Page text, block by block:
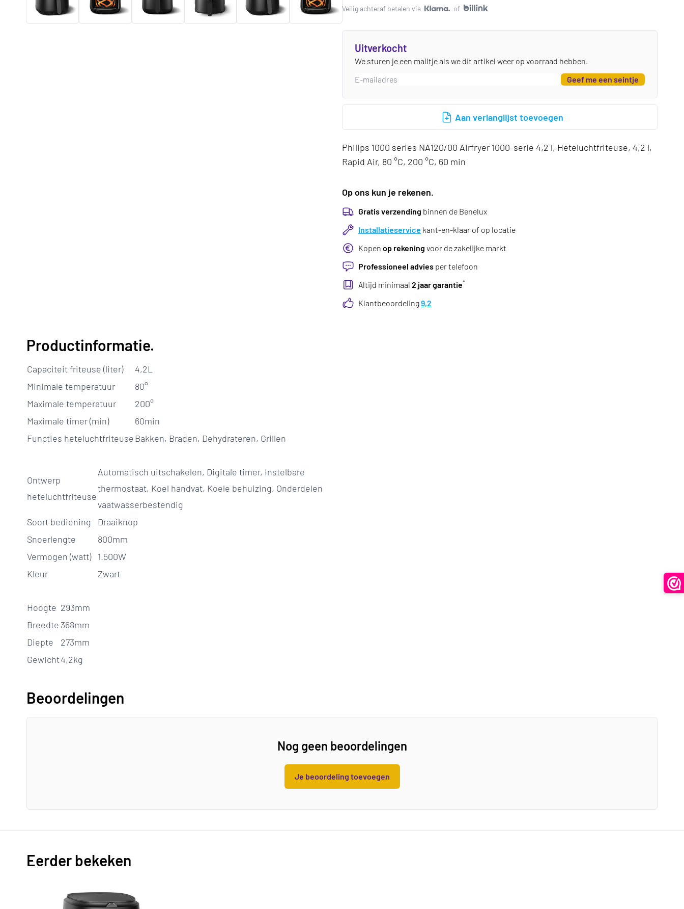
Veilig achteraf betalen via of
Uitverkocht
We sturen je een mailtje als we dit artikel weer op voorraad hebben.
Geef me een seintje
Aan verlanglijst toevoegen
Philips 1000 series NA120/00 Airfryer 1000-serie 4,2 l, Heteluchtfriteuse, 4,2 l,
Rapid Air, 80 °C, 200 °C, 60 min
Op ons kun je rekenen.
Gratis verzending binnen de Benelux
Installatieservice kant-en-klaar of op locatie
Kopen op rekening voor de zakelijke markt
Professioneel advies per telefoon
Altijd minimaal 2 jaar garantie*
Klantbeoordeling9,2
Productinformatie.
Capaciteit friteuse (liter)
4,2L
Minimale temperatuur
80°
Maximale temperatuur
200°
Maximale timer (min)
60min
Functies heteluchtfriteuseBakken, Braden, Dehydrateren, Grillen
Ontwerp
heteluchtfriteuse
Automatisch uitschakelen, Digitale timer, Instelbare
thermostaat, Koel handvat, Koele behuizing, Onderdelen
vaatwasserbestendig
Soort bediening
Draaiknop
Snoerlengte
800mm
Vermogen (watt)
1.500W
Kleur
Zwart
Hoogte 293mm
Breedte 368mm
Diepte
273mm
Gewicht4,2kg
Beoordelingen
Nog geen beoordelingen
Je beoordeling toevoegen
Eerder bekeken